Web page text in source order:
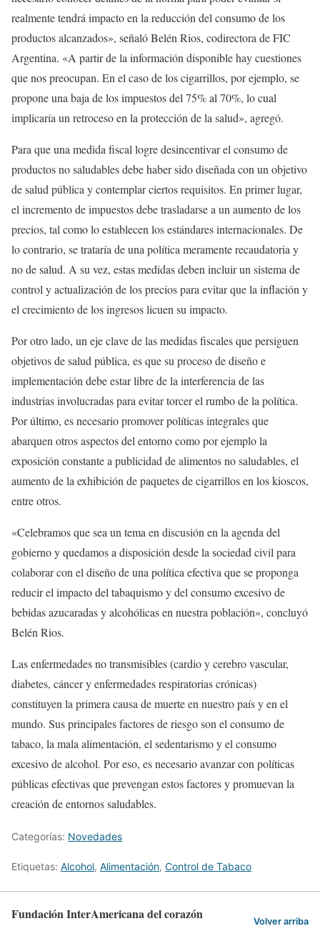
realmente tendrá impacto en la reducción del consumo de los
productos alcanzados», señaló Belén Rios, codirectora de FIC
Argentina. «A partir de la información disponible hay cuestiones
que nos preocupan. En el caso de los cigarrillos, por ejemplo, se
propone una baja de los impuestos del 75% al 70%, lo cual
implicaría un retroceso en la protección de la salud», agregó.
Para que una medida fiscal logre desincentivar el consumo de
productos no saludables debe haber sido diseñada con un objetivo
de salud pública y contemplar ciertos requisitos. En primer lugar,
el incremento de impuestos debe trasladarse a un aumento de los
precios, tal como lo establecen los estándares internacionales. De
lo contrario, se trataría de una política meramente recaudatoria y
no de salud. A su vez, estas medidas deben incluir un sistema de
control y actualización de los precios para evitar que la inflación y
el crecimiento de los ingresos licuen su impacto.
Por otro lado, un eje clave de las medidas fiscales que persiguen
objetivos de salud pública, es que su proceso de diseño e
implementación debe estar libre de la interferencia de las
industrias involucradas para evitar torcer el rumbo de la política.
Por último, es necesario promover políticas integrales que
abarquen otros aspectos del entorno como por ejemplo la
exposición constante a publicidad de alimentos no saludables, el
aumento de la exhibición de paquetes de cigarrillos en los kioscos,
entre otros.
«Celebramos que sea un tema en discusión en la agenda del
gobierno y quedamos a disposición desde la sociedad civil para
colaborar con el diseño de una política efectiva que se proponga
reducir el impacto del tabaquismo y del consumo excesivo de
bebidas azucaradas y alcohólicas en nuestra población», concluyó
Belén Rios.
Las enfermedades no transmisibles (cardio y cerebro vascular,
diabetes, cáncer y enfermedades respiratorias crónicas)
constituyen la primera causa de muerte en nuestro país y en el
mundo. Sus principales factores de riesgo son el consumo de
tabaco, la mala alimentación, el sedentarismo y el consumo
excesivo de alcohol. Por eso, es necesario avanzar con políticas
públicas efectivas que prevengan estos factores y promuevan la
creación de entornos saludables.
Categorías: Novedades
Etiquetas: Alcohol, Alimentación, Control de Tabaco
Fundación InterAmericana del corazón Volver arriba